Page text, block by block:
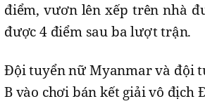
điểm, vươn lên xếp trên nhà
được 4 điểm sau ba lượt trận.
Đội tuyển nữ Myanmar và đội
B vào chơi bán kết giải vô địch